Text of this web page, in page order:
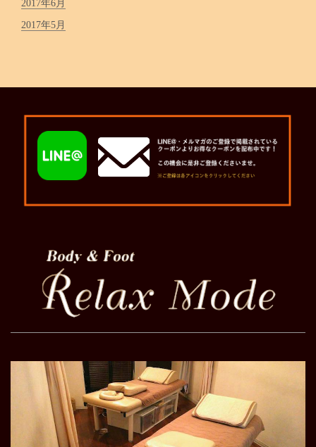
2017年6月
2017年5月